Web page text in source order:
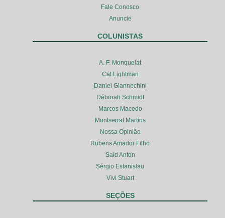
Fale Conosco
Anuncie
COLUNISTAS
A. F. Monquelat
Cal Lightman
Daniel Giannechini
Déborah Schmidt
Marcos Macedo
Montserrat Martins
Nossa Opinião
Rubens Amador Filho
Said Anton
Sérgio Estanislau
Vivi Stuart
SEÇÕES